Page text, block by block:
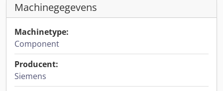
Machinegegevens
Machinetype:
Component
Producent:
Siemens